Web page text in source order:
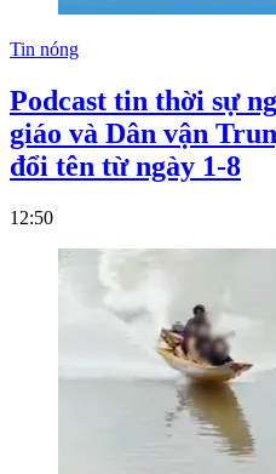
Tin nóng
Podcast tin thời sự
giáo và Dân vận
đổi tên từ ngày 1-8
12:50